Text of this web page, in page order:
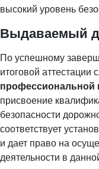
высокий уровень
Выдаваемый
По успешному
итоговой аттестации
профессиональной
присвоение
безопасности
соответствует
и дает право на
деятельности в